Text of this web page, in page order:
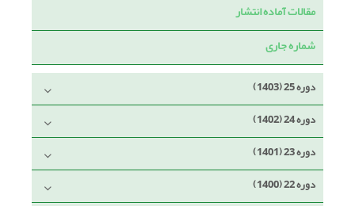
مقالات آماده انتشار
شماره جاری
دوره 25 (1403)
دوره 24 (1402)
دوره 23 (1401)
دوره 22 (1400)